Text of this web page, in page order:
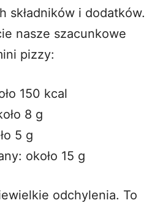
składników i dodatków.
nasze szacunkowe
pizzy:
150 kcal
8 g
5 g
około 15 g
odchylenia. To